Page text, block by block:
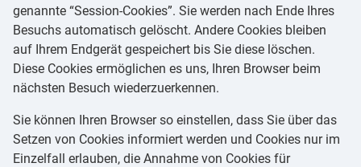
genannte “Session-Cookies”. Sie werden nach Ende Ihres
Besuchs automatisch gelöscht. Andere Cookies bleiben
auf Ihrem Endgerät gespeichert bis Sie diese löschen.
Diese Cookies ermöglichen es uns, Ihren Browser beim
nächsten Besuch wiederzuerkennen.
Sie können Ihren Browser so einstellen, dass Sie über das
Setzen von Cookies informiert werden und Cookies nur im
Einzelfall erlauben, die Annahme von Cookies für